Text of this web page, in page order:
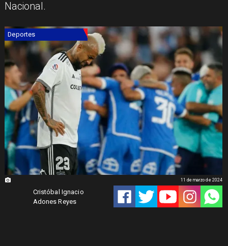
Nacional.
Deportes
Cristóbal Ignacio
Adones Reyes
11 de marzo de 2024